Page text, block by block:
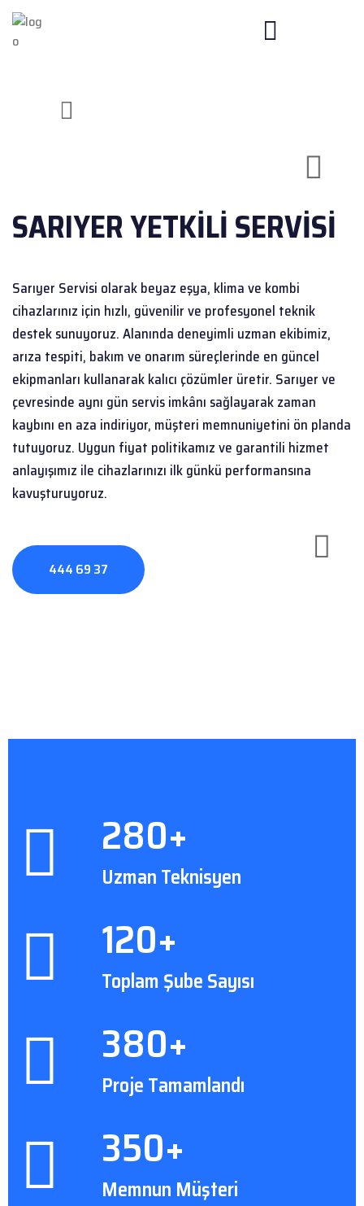
SARIYERYETKILI SERVISI
Sarıyer Servisi olarak beyaz eşya, klima ve kombi
cihazlarınız için hızlı, güvenilir ve profesyonel teknik
destek sunuyoruz. Alanında deneyimli uzman ekibimiz,
arıza tespiti, bakım ve onarım süreçlerinde en güncel
ekipmanları kullanarak kalıcı çözümler üretir. Sarıyer ve
çevresinde aynı gün servis imkânı sağlayarak zaman
kaybını en aza indiriyor, müşteri memnuniyetini ön planda
tutuyoruz. Uygun fiyat politikamız ve garantili hizmet
anlayışımız ile cihazlarınızı ilk günkü performansına
kavuşturuyoruz.
444 69 37
280+
Uzman Teknisyen
120+
Toplam Şube Sayısı
380+
Proje Tamamlandı
350+
Memnun Müşteri